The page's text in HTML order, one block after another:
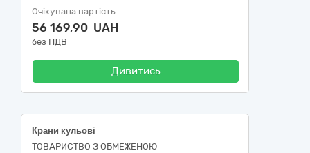
Очікувана вартість
56 169,90 UAH
без ПДВ
Дивитись
Крани кульові
ТОВАРИСТВО З ОБМЕЖЕНОЮ